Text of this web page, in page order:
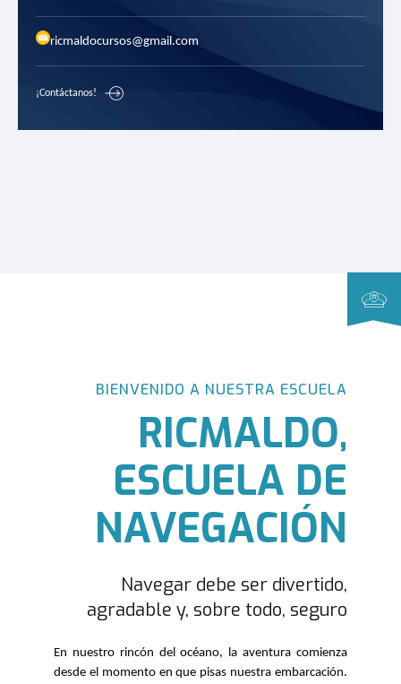
ricmaldocursos@gmail.com
¡Contáctanos!
BIENVENIDO A NUESTRA ESCUELA
RICMALDO,
ESCUELA DE
NAVEGACIÓN
Navegar debe ser divertido,
agradable y, sobre todo, seguro
En nuestro rincón del océano, la aventura comienza
desde el momento en que pisas nuestra embarcación.